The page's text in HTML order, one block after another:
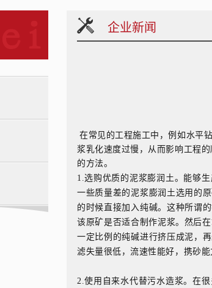
企业新闻
在常见的工程施工中，例如水平
浆乳化速度过慢，从而影响工程
的方法。
1.选购优质的泥浆膨润土。能够
一些质量差的泥浆膨润土选用的
的时候直接加入纯碱。这种所谓
该原矿是否适合制作泥浆。然后
一定比例的纯碱进行挤压成泥，
滤失量很低，流速性能好，携砂
2.使用自来水代替污水造浆。在